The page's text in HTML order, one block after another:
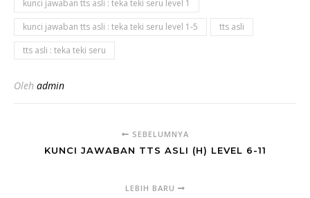
kunci jawaban tts asli : teka teki seru level 1
kunci jawaban tts asli : teka teki seru level 1-5
tts asli
tts asli : teka teki seru
Oleh admin
SEBELUMNYA
KUNCI JAWABAN TTS ASLI (H) LEVEL 6-11
LEBIH BARU